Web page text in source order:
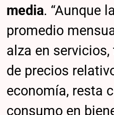
media. “Aunque
promedio
alza en
de precios
economía, resta
consumo en